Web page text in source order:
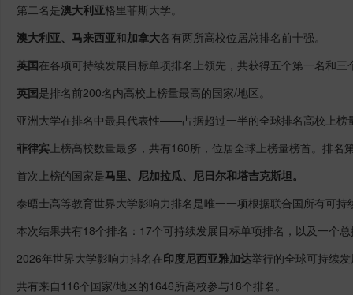
第二名是澳大利亚格里菲斯大学。
澳大利亚、马来西亚和加拿大各有两所高校位居总排名前十强。
英国在各项可持续发展目标单项排名上领先，共获得五个第一名和三
英国是排名前200名内高校上榜量最高的国家/地区。
亚洲大学在排名中最具代表性——占据超过一半的全球排名高校上榜
菲律宾 上榜高校数量最多，共有160所，位居全球上榜量榜首。排名
首次上榜的国家是马里、尼加拉瓜、尼日尔和塔吉克斯坦。
泰晤士高等教育世界大学影响力排名是唯一一项根据联合国所有可
本次结果共有18个排名：17个可持续发展目标单项排名，以及一个
2026年世界大学影响力排名在印度尼西亚雅加达举行的全球可持续
共有来自116个国家/地区的1646所高校参与18个排名。